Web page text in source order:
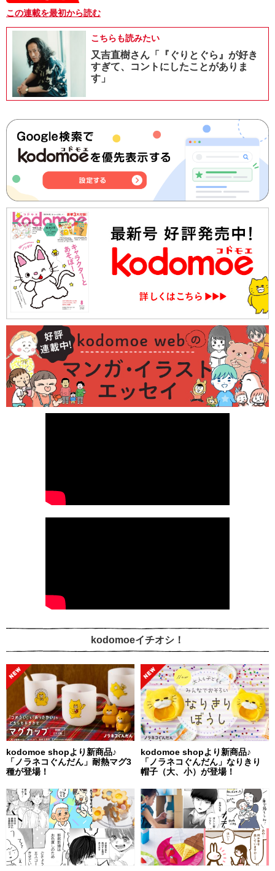
この連載を最初から読む
こちらも読みたい
又吉直樹さん「『ぐりとぐら』が好き
すぎて、コントにしたことがありま
す」
kodomoeイチオシ！
kodomoe shopより新商品♪
「ノラネコぐんだん」耐熱マグ3
種が登場！
kodomoe shopより新商品♪
「ノラネコぐんだん」なりきり
帽子（大、小）が登場！